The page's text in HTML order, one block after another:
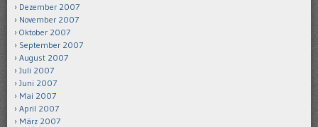
Dezember 2007
November 2007
Oktober 2007
September 2007
August 2007
Juli 2007
Juni 2007
Mai 2007
April 2007
März 2007